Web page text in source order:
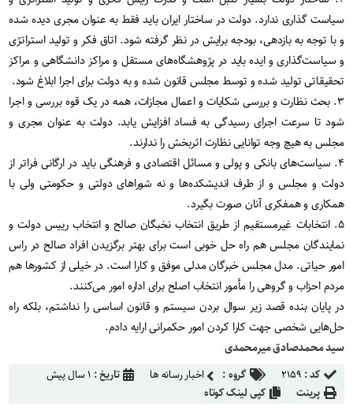
سیاست گذاری ندارد. دولت در ساختار ایران باید فقط به عنوان مجری دیده شده
و با توجه به بازدهی، بودجه برایش در نظر گرفته شود. اتاق فکر و تولید استراتژی
و سیاست‌گذاری و ایده باید در پژوهشگاه‌های مستقل و مراکز دانشگاهی و مراکز
تحقیقاتی تولید شده و توسط مجلس قانون شده و به دولت برای اجرا ابلاغ شود.
۳. بحث نظارت و بررسی شکایات و اعمال مجازات، همه در یک قوه بررسی و اجرا
شود تا سرعت اجرای رسیدگی به فساد افزایش یابد. دولت به عنوان مجری و
مجلس به هیچ وجه توانایی نظارت اثربخش را ندارند.
۴. سیاست‌های بانکی و پولی و مسائل اقتصادی و فرهنگی باید در ارگانی فراتر از
دولت و مجلس و از طرف اندیشکده‌ها و نه شوراهای دولتی و حکومتی ولی با
همکاری و همفکری آنان صورت بگیرد.
۵. انتخابات غیرمستقیم از طریق انتخاب نخبگان صالح و انتخاب رییس دولت و
نمایندگان مجلس هم راه حل خوبی است برای بهتر برگزیدن افراد صالح در راس
امور حیاتی. مدل مجلس خبرگان مدلی موفق و کارا است. در خیلی از کشورها هم
مردم احزاب و گروهی را مأمور انتخاب اصلح برای اداره امور می‌کنند.
در پایان بنده قصد زیر سوال بردن سیستم و قانون اساسی را نداشتم، بلکه راه
حل‌هایی شخصی جهت کارا کردن امور حکمرانی ارایه دادم.
سید محمدصادق میرمحمدی
کد : ۲۱۵۹ گروه : اخبار رسانه ها تاریخ : ۱ سال پیش
پرینت
کپی لینک کوتاه